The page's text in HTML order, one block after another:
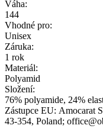
Váha:
144
Vhodné pro:
Unisex
Záruka:
1 rok
Materiál:
Polyamid
Složení:
76% polyamide, 24%
Zástupce EU: Amocarat
43-354, Poland;